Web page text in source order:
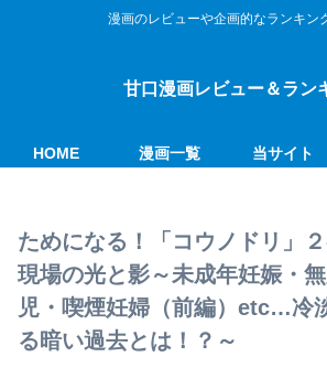
漫画のレビューや企画的なランキン
甘口漫画レビュー＆ラン
HOME 漫画一覧 当サイト
ためになる！「コウノドリ」
現場の光と影～未成年妊娠・
児・喫煙妊婦（前編）etc…冷
る暗い過去とは！？～